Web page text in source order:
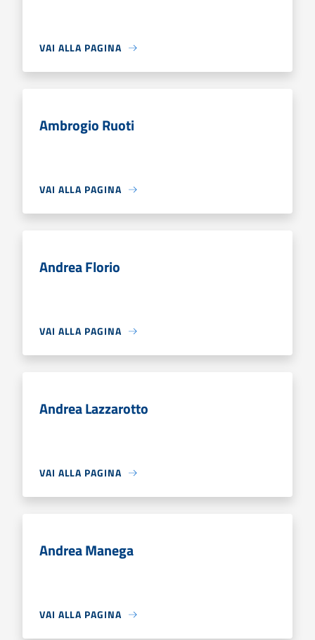
VAI ALLA PAGINA
Ambrogio Ruoti
VAI ALLA PAGINA
Andrea Florio
VAI ALLA PAGINA
Andrea Lazzarotto
VAI ALLA PAGINA
Andrea Manega
VAI ALLA PAGINA